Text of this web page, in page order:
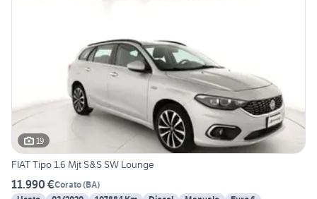
19
FIAT Tipo 1.6 Mjt S&S SW Lounge
11.990 €Corato(BA)